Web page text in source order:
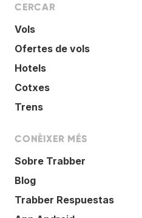
CERCAR
Vols
Ofertes de vols
Hotels
Cotxes
Trens
CONÈIXER MÉS
Sobre Trabber
Blog
Trabber Respuestas